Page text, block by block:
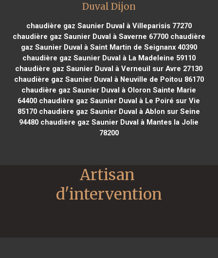
Duval Dijon
chaudière gaz Saunier Duval à Villeparisis 77270
chaudière gaz Saunier Duval à Saverne 67700chaudière
gaz Saunier Duval à Saint Martin de Seignanx 40390
chaudière gaz Saunier Duval à La Madeleine 59110
chaudière gaz Saunier Duval à Verneuil sur Avre 27130
chaudière gaz Saunier Duval à Neuville de Poitou 86170
chaudière gaz Saunier Duval à Oloron Sainte Marie
64400 chaudière gaz Saunier Duval à Le Poiré sur Vie
85170 chaudière gaz Saunier Duval à Ablon sur Seine
94480 chaudière gaz Saunier Duval à Mantes la Jolie
78200
Artisan
d'intervention